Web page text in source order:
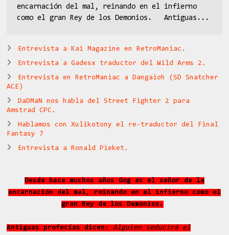
encarnación del mal, reinando en el infierno
como el gran Rey de los Demonios. Antiguas...
Entrevista a Kai Magazine en RetroManiac.
Entrevista a Gadesx traductor del Wild Arms 2.
Entrevista en RetroManiac a Dangaioh (SD Snatcher
ACE)
DaDMaN nos habla del Street Fighter 2 para
Amstrad CPC.
Hablamos con Xulikotony el re-traductor del Final
Fantasy 7
Entrevista a Ronald Pieket.
Desde hace muchos años Gog es el señor de la
encarnación del mal, reinando en el infierno como el
gran Rey de los Demonios.
Antiguas profecías dicen:
Alguien seducirá el